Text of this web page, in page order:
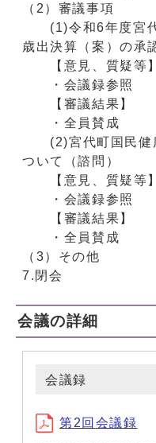
（2）審議事項
(1)令和6年度宮代
歳出決算（案）の承
【意見、質疑等】
・会議録参照
【審議結果】
・全員賛成
(2)宮代町国民健
ついて（諮問）
【意見、質疑等】
・会議録参照
【審議結果】
・全員賛成
（3）その他
7.閉会
会議の詳細
会議録
第2回会議録